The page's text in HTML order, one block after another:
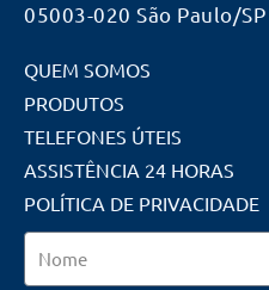
05003-020 São Paulo/SP
QUEM SOMOS
PRODUTOS
TELEFONES ÚTEIS
ASSISTÊNCIA 24 HORAS
POLÍTICA DE PRIVACIDADE